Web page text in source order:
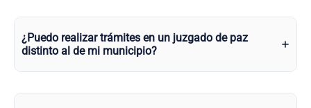
¿Puedo realizar trámites en un juzgado de paz
distinto al de mi municipio?